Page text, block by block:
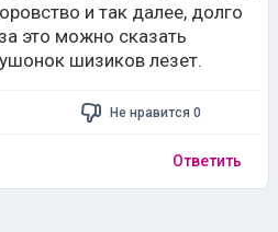
и так далее, долго
это можно сказать
шизиков лезет.
Не нравится 0
Ответить